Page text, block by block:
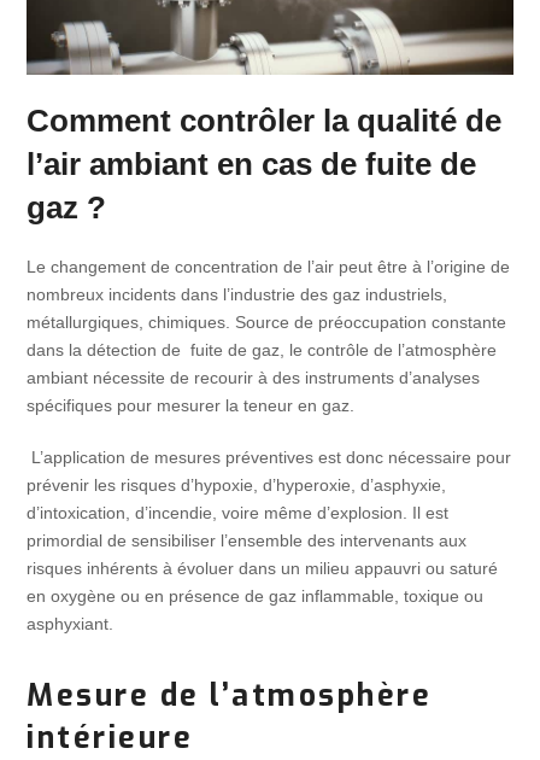
Comment contrôler la qualité de
l’air ambiant en cas de fuite de
gaz ?
Le changement de concentration de l’air peut être à l’origine de
nombreux incidents dans l’industrie des gaz industriels,
métallurgiques, chimiques. Source de préoccupation constante
dans la détection de fuite de gaz, le contrôle de l’atmosphère
ambiant nécessite de recourir à des instruments d’analyses
spécifiques pour mesurer la teneur en gaz.
L’application de mesures préventives est donc nécessaire pour
prévenir les risques d’hypoxie, d’hyperoxie, d’asphyxie,
d’intoxication, d’incendie, voire même d’explosion. Il est
primordial de sensibiliser l’ensemble des intervenants aux
risques inhérents à évoluer dans un milieu appauvri ou saturé
en oxygène ou en présence de gaz inflammable, toxique ou
asphyxiant.
Mesure de l’atmosphère
intérieure